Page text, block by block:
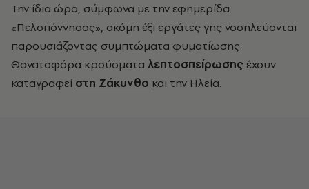
Την ίδια ώρα, σύμφωνα με την εφημερίδα
«Πελοπόννησος», ακόμη έξι εργάτες γης νοσηλεύονται
παρουσιάζοντας συμπτώματα φυματίωσης.
Θανατοφόρα κρούσματα λεπτοσπείρωσης έχουν
καταγραφείστη Ζάκυνθο και την Ηλεία.